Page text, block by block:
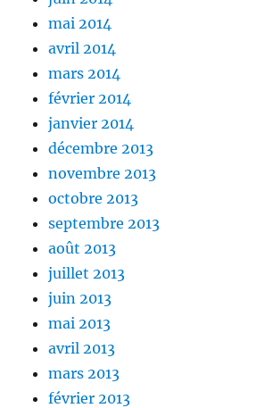
mai 2014
avril 2014
mars 2014
février 2014
janvier 2014
décembre 2013
novembre 2013
octobre 2013
septembre 2013
août 2013
juillet 2013
juin 2013
mai 2013
avril 2013
mars 2013
février 2013